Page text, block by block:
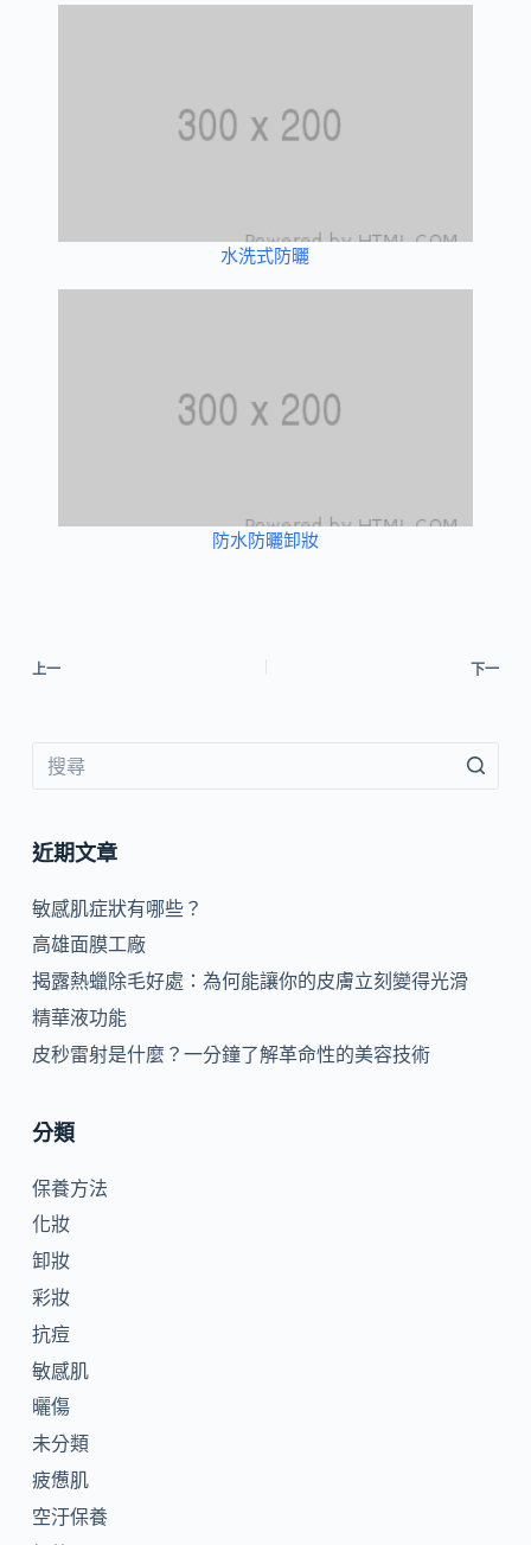
水洗式防曬
防水防曬卸妝
上一 下一
近期文章
敏感肌症狀有哪些？
高雄面膜工廠
揭露熱蠟除毛好處：為何能讓你的皮膚立刻變得光滑
精華液功能
皮秒雷射是什麼？一分鐘了解革命性的美容技術
分類
保養方法
化妝
卸妝
彩妝
抗痘
敏感肌
曬傷
未分類
疲憊肌
空汙保養